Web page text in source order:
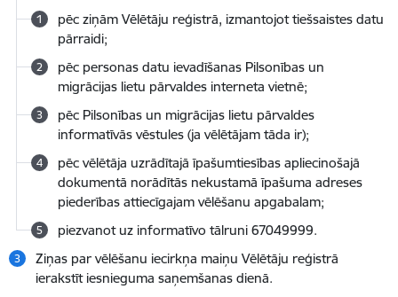
pēc ziņām Vēlētāju reģistrā, izmantojot tiešsaistes datu
pārraidi;
pēc personas datu ievadīšanas Pilsonības un
migrācijas lietu pārvaldes interneta vietnē;
pēc Pilsonības un migrācijas lietu pārvaldes
informatīvās vēstules (ja vēlētājam tāda ir);
pēc vēlētāja uzrādītajā īpašumtiesības apliecinošajā
dokumentā norādītās nekustamā īpašuma adreses
piederības attiecīgajam vēlēšanu apgabalam;
piezvanot uz informatīvo tālruni 67049999.
Ziņas par vēlēšanu iecirkņa maiņu Vēlētāju reģistrā
ierakstīt iesnieguma saņemšanas dienā.